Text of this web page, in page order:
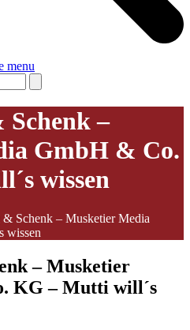
menu
Schenk –
GmbH & Co.
wissen
& Schenk – Musketier Media
wissen
– Musketier
KG – Mutti will´s